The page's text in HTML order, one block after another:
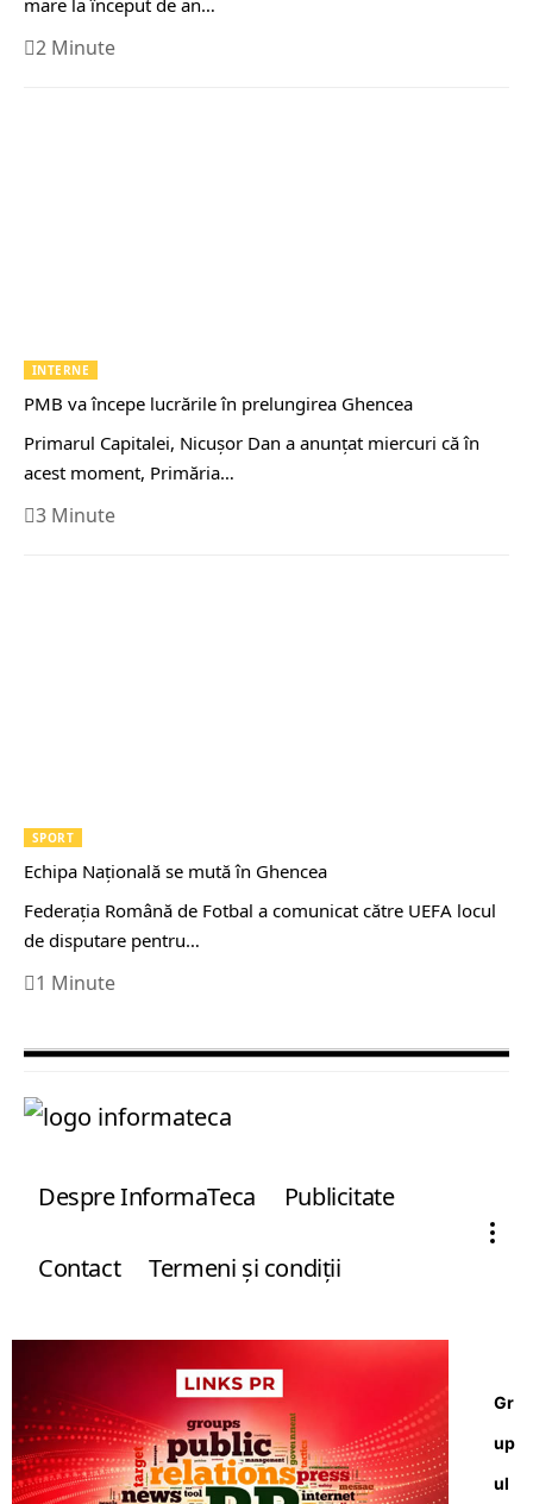
2 Minute
INTERNE
PMB va începe lucrările în prelungirea Ghencea
Primarul Capitalei, Nicuşor Dan a anunţat miercuri că în
acest moment, Primăria…
3 Minute
SPORT
Echipa Națională se mută în Ghencea
Federaţia Română de Fotbal a comunicat către UEFA locul
de disputare pentru…
1 Minute
Despre InformaTeca Publicitate
Contact Termeni şi condiţii
Gr
up
ul